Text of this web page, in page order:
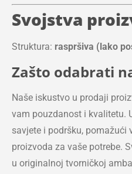
Svojstva
Struktura: raspršiva (lako
Zašto odabrati
Naše iskustvo u prodaji
vam pouzdanost i kvalitetu.
savjete i podršku, pomažući
proizvoda za vaše potrebe.
u originalnoj tvorničkoj